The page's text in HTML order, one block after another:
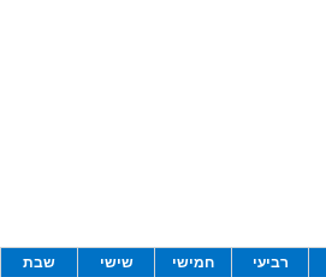
רביעי חמישי שישי שבת